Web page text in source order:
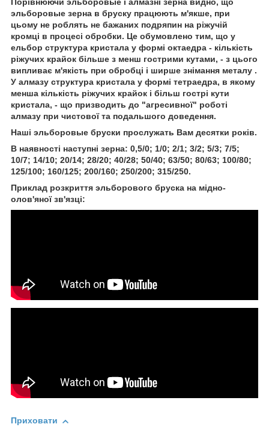
Порівнюючи эльборовые і алмазні зерна видно, що
эльборовые зерна в бруску працюють м'якше, при
цьому не роблять не бажаних подряпин на ріжучій
кромці в процесі обробки. Це обумовлено тим, що у
ельбор структура кристала у формі октаедра - кількість
ріжучих крайок більше з менш гострими кутами, - з цього
випливає м'якість при обробці і ширше знімання металу .
У алмазу структура кристала у формі тетраедра, в якому
менша кількість ріжучих крайок і більш гострі кути
кристала, - що призводить до "агресивної" роботі
алмазу при чистової та подальшого доведення.
Наші эльборовые бруски прослужать Вам десятки років.
В наявності наступні зерна: 0,5/0; 1/0; 2/1; 3/2; 5/3; 7/5;
10/7; 14/10; 20/14; 28/20; 40/28; 50/40; 63/50; 80/63; 100/80;
125/100; 160/125; 200/160; 250/200; 315/250.
Приклад розкриття эльборового бруска на мідно-
олов'яної зв'язці:
Приховати